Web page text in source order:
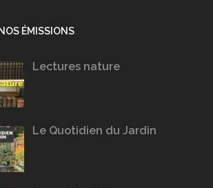
ÉMISSIONS
Lectures nature
Le Quotidien du Jardin